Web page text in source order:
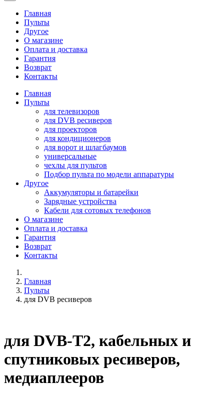
Главная
Пульты
Другое
О магазине
Оплата и доставка
Гарантия
Возврат
Контакты
Главная
Пульты
для телевизоров
для DVB ресиверов
для проекторов
для кондиционеров
для ворот и шлагбаумов
универсальные
чехлы для пультов
Подбор пульта по модели аппаратуры
Другое
Аккумуляторы и батарейки
Зарядные устройства
Кабели для сотовых телефонов
О магазине
Оплата и доставка
Гарантия
Возврат
Контакты
Главная
Пульты
для DVB ресиверов
для DVB-T2, кабельных и
спутниковых ресиверов,
медиаплееров